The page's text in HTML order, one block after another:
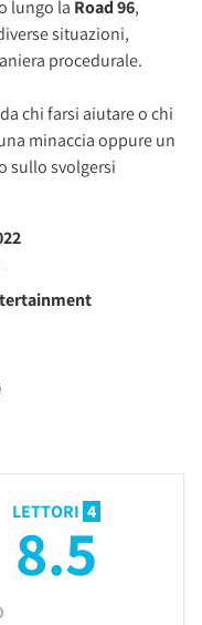
lungo la Road 96,
situazioni,
procedurale.
chi farsi aiutare o chi
minaccia oppure un
sullo svolgersi
LETTORI 4
8.5